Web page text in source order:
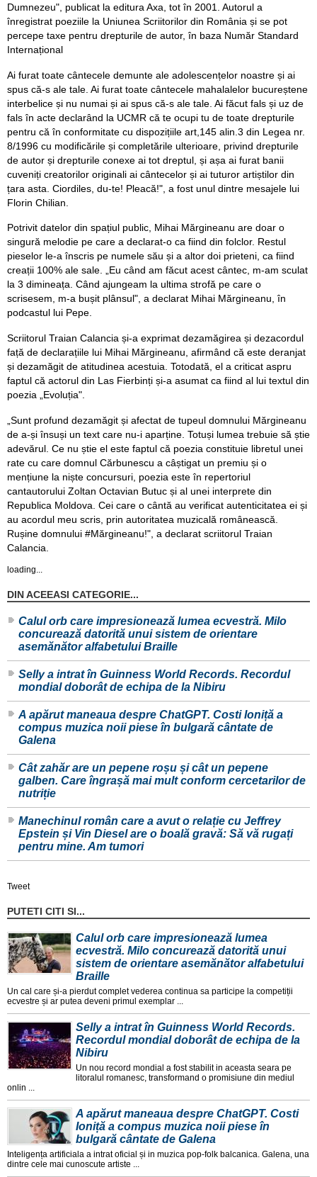
Dumnezeu", publicat la editura Axa, tot în 2001. Autorul a
înregistrat poeziile la Uniunea Scriitorilor din România și se pot
percepe taxe pentru drepturile de autor, în baza Număr Standard
Internațional
Ai furat toate cântecele demunte ale adolescențelor noastre și ai
spus că-s ale tale. Ai furat toate cântecele mahalalelor bucureștene
interbelice și nu numai și ai spus că-s ale tale. Ai făcut fals și uz de
fals în acte declarând la UCMR că te ocupi tu de toate drepturile
pentru că în conformitate cu dispozițiile art,145 alin.3 din Legea nr.
8/1996 cu modificările și completările ulterioare, privind drepturile
de autor și drepturile conexe ai tot dreptul, și așa ai furat banii
cuveniți creatorilor originali ai cântecelor și ai tuturor artiștilor din
țara asta. Ciordiles, du-te! Pleacă!", a fost unul dintre mesajele lui
Florin Chilian.
Potrivit datelor din spațiul public, Mihai Mărgineanu are doar o
singură melodie pe care a declarat-o ca fiind din folclor. Restul
pieselor le-a înscris pe numele său și a altor doi prieteni, ca fiind
creații 100% ale sale. „Eu când am făcut acest cântec, m-am sculat
la 3 dimineața. Când ajungeam la ultima strofă pe care o
scrisesem, m-a bușit plânsul", a declarat Mihai Mărgineanu, în
podcastul lui Pepe.
Scriitorul Traian Calancia și-a exprimat dezamăgirea și dezacordul
față de declarațiile lui Mihai Mărgineanu, afirmând că este deranjat
și dezamăgit de atitudinea acestuia. Totodată, el a criticat aspru
faptul că actorul din Las Fierbinți și-a asumat ca fiind al lui textul din
poezia „Evoluția".
„Sunt profund dezamăgit și afectat de tupeul domnului Mărgineanu
de a-și însuși un text care nu-i aparține. Totuși lumea trebuie să știe
adevărul. Ce nu știe el este faptul că poezia constituie libretul unei
rate cu care domnul Cărbunescu a câștigat un premiu și o
mențiune la niște concursuri, poezia este în repertoriul
cantautorului Zoltan Octavian Butuc și al unei interprete din
Republica Moldova. Cei care o cântă au verificat autenticitatea ei și
au acordul meu scris, prin autoritatea muzicală românească.
Rușine domnului #Mărgineanu!", a declarat scriitorul Traian
Calancia.
loading...
DIN ACEEASI CATEGORIE...
Calul orb care impresionează lumea ecvestră. Milo
concurează datorită unui sistem de orientare
asemănător alfabetului Braille
Selly a intrat în Guinness World Records. Recordul
mondial doborât de echipa de la Nibiru
A apărut maneaua despre ChatGPT. Costi Ioniță a
compus muzica noii piese în bulgară cântate de
Galena
Cât zahăr are un pepene roșu și cât un pepene
galben. Care îngrașă mai mult conform cercetarilor de
nutriție
Manechinul român care a avut o relație cu Jeffrey
Epstein și Vin Diesel are o boală gravă: Să vă rugați
pentru mine. Am tumori
Tweet
PUTETI CITI SI...
Calul orb care impresionează lumea
ecvestră. Milo concurează datorită unui
sistem de orientare asemănător alfabetului
Braille
Un cal care și-a pierdut complet vederea continua sa participe la competiții
ecvestre și ar putea deveni primul exemplar ...
Selly a intrat în Guinness World Records.
Recordul mondial doborât de echipa de la
Nibiru
Un nou record mondial a fost stabilit in aceasta seara pe
litoralul romanesc, transformand o promisiune din mediul
onlin ...
A apărut maneaua despre ChatGPT. Costi
Ioniță a compus muzica noii piese în
bulgară cântate de Galena
Inteligența artificiala a intrat oficial și in muzica pop-folk balcanica. Galena, una
dintre cele mai cunoscute artiste ...